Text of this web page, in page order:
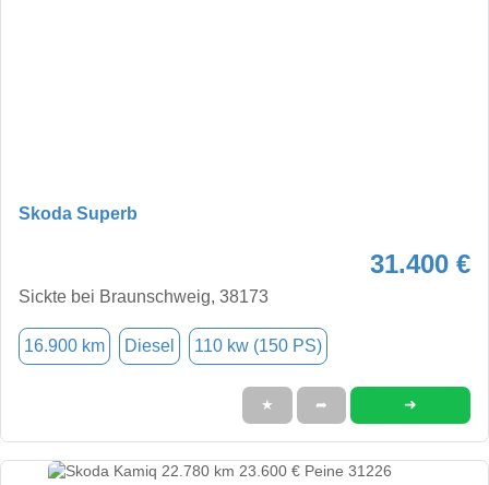
Skoda Superb
31.400 €
Sickte bei Braunschweig, 38173
16.900 km Diesel 110 kw (150 PS)
★ ➦ ➜